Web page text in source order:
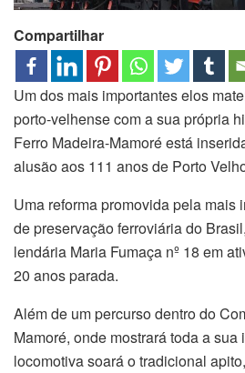
Compartilhar
Um dos mais importantes elos
porto-velhense com a sua própria
Ferro Madeira-Mamoré está
alusão aos 111 anos de Porto
Uma reforma promovida pela mais
de preservação ferroviária do
lendária Maria Fumaça nº 18 em
20 anos parada.
Além de um percurso dentro do
Mamoré, onde mostrará toda a sua
locomotiva soará o tradicional